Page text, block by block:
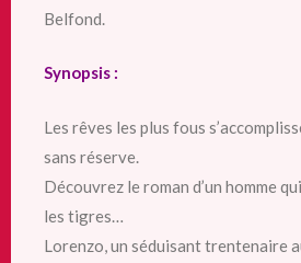
Belfond.
Synopsis :
Les rêves les plus fous
sans réserve.
Découvrez le roman d’un homme
les tigres…
Lorenzo, un séduisant trentenaire